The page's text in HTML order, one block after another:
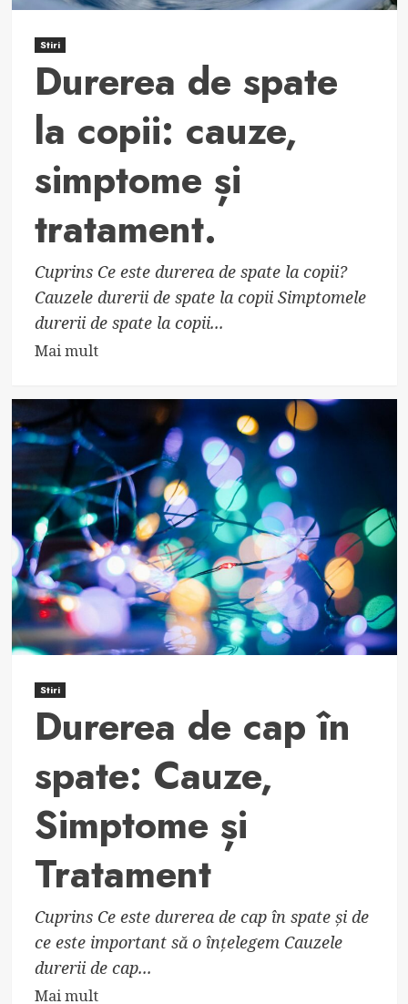
Stiri
Durerea de spate
la copii: cauze,
simptome și
tratament.
Cuprins Ce este durerea de spate la copii?
Cauzele durerii de spate la copii Simptomele
durerii de spate la copii...
Mai multRead
about
Durerea
de
spate
la
copii:
cauze,
simptome
și
tratament.
Stiri
Durerea de cap în
spate: Cauze,
Simptome și
Tratament
Cuprins Ce este durerea de cap în spate și de
ce este important să o înțelegem Cauzele
durerii de cap...
Mai multRead